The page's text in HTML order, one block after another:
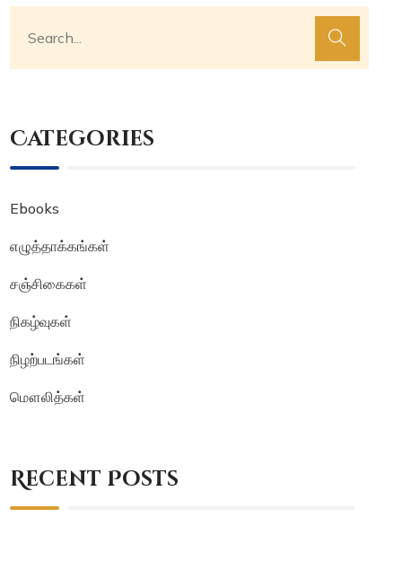
Categories
Ebooks
எழுத்தாக்கங்கள்
சஞ்சிகைகள்
நிகழ்வுகள்
நிழற்படங்கள்
மௌலித்கள்
Recent Posts